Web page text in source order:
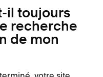
il toujours
recherche
de mon